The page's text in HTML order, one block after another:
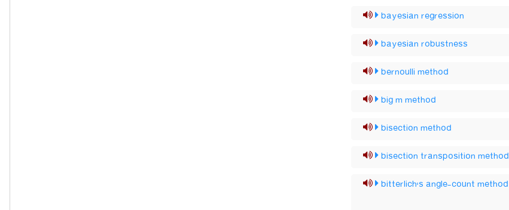
bayesian regression
bayesian robustness
bernoulli method
big m method
bisection method
bisection transposition method
bitterlich's angle-count method